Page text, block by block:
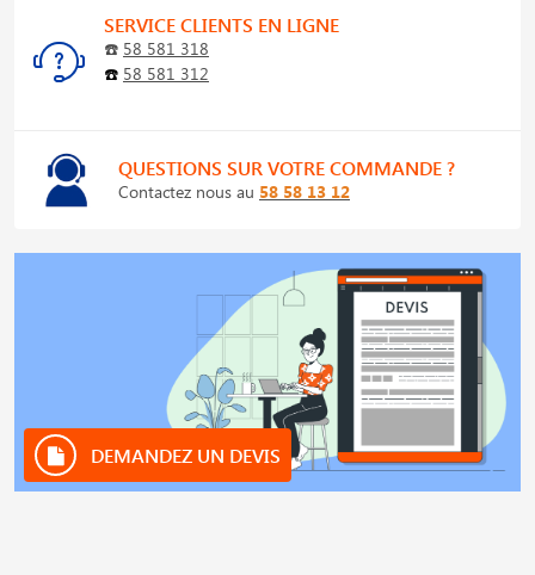
SERVICE CLIENTS EN LIGNE
☎️ 58 581 318
☎️ 58 581 312
QUESTIONS SUR VOTRE COMMANDE ?
Contactez nous au 58 58 13 12
DEMANDEZ UN DEVIS